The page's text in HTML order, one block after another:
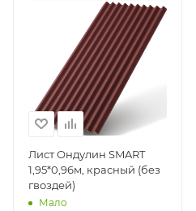
Лист Ондулин SMART
1,95*0,96м, красный (без
гвоздей)
Мало